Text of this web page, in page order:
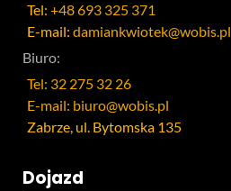
Tel: +48 693 325 371
E-mail: damiankwiotek@wobis.pl
Biuro:
Tel: 32 275 32 26
E-mail: biuro@wobis.pl
Zabrze, ul. Bytomska 135
Dojazd